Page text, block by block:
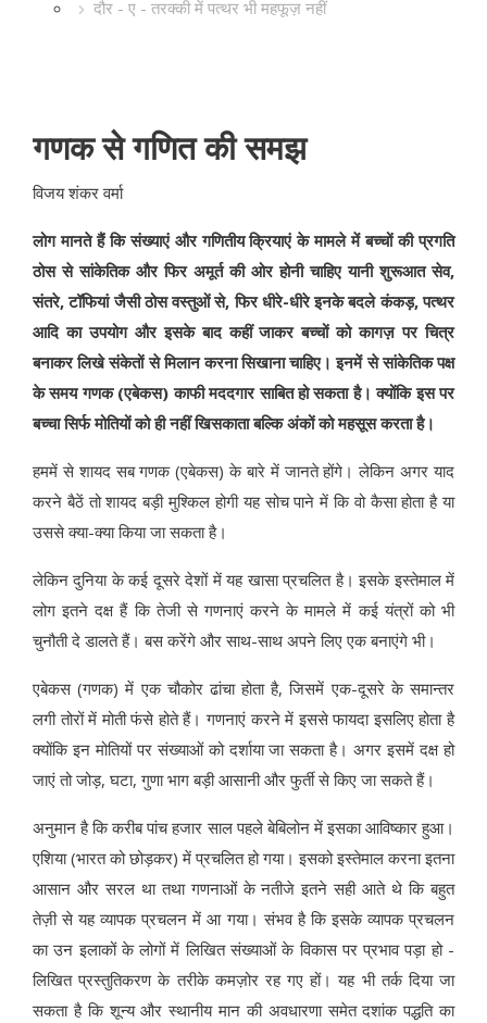
दौर - ए - तरक्की में पत्थर भी महफूज़ नहीं
गणक से गणित की समझ
विजय शंकर वर्मा
लोग मानते हैं कि संख्याएं और गणितीय क्रियाएं के मामले में बच्चों की प्रगति
ठोस से सांकेतिक और फिर अमूर्त की ओर होनी चाहिए यानी शुरूआत सेव,
संतरे, टॉफियां जैसी ठोस वस्तुओं से, फिर धीरे-धीरे इनके बदले कंकड़, पत्थर
आदि का उपयोग और इसके बाद कहीं जाकर बच्चों को कागज़ पर चित्र
बनाकर लिखे संकेतों से मिलान करना सिखाना चाहिए। इनमें से सांकेतिक पक्ष
के समय गणक (एबेकस) काफी मददगार साबित हो सकता है। क्योंकि इस पर
बच्चा सिर्फ मोतियों को ही नहीं खिसकाता बल्कि अंकों को महसूस करता है।
हममें से शायद सब गणक (एबेकस) के बारे में जानते होंगे। लेकिन अगर याद
करने बैठें तो शायद बड़ी मुश्किल होगी यह सोच पाने में कि वो कैसा होता है या
उससे क्या-क्या किया जा सकता है।
लेकिन दुनिया के कई दूसरे देशों में यह खासा प्रचलित है। इसके इस्तेमाल में
लोग इतने दक्ष हैं कि तेजी से गणनाएं करने के मामले में कई यंत्रों को भी
चुनौती दे डालते हैं। बस करेंगे और साथ-साथ अपने लिए एक बनाएंगे भी।
एबेकस (गणक) में एक चौकोर ढांचा होता है, जिसमें एक-दूसरे के समान्तर
लगी तोरों में मोती फंसे होते हैं। गणनाएं करने में इससे फायदा इसलिए होता है
क्योंकि इन मोतियों पर संख्याओं को दर्शाया जा सकता है। अगर इसमें दक्ष हो
जाएं तो जोड़, घटा, गुणा भाग बड़ी आसानी और फुर्ती से किए जा सकते हैं।
अनुमान है कि करीब पांच हजार साल पहले बेबिलोन में इसका आविष्कार हुआ।
एशिया (भारत को छोड़कर) में प्रचलित हो गया। इसको इस्तेमाल करना इतना
आसान और सरल था तथा गणनाओं के नतीजे इतने सही आते थे कि बहुत
तेज़ी से यह व्यापक प्रचलन में आ गया। संभव है कि इसके व्यापक प्रचलन
का उन इलाकों के लोगों में लिखित संख्याओं के विकास पर प्रभाव पड़ा हो -
लिखित प्रस्तुतिकरण के तरीके कमज़ोर रह गए हों। यह भी तर्क दिया जा
सकता है कि शून्य और स्थानीय मान की अवधारणा समेत दशांक पद्धति का